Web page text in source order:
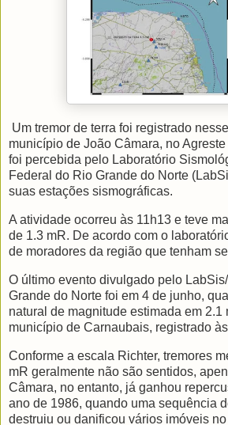
Um tremor de terra foi registrado
município de João Câmara, no
foi percebida pelo Laboratório
Federal do Rio Grande do Norte
suas estações sismográficas.
A atividade ocorreu às 11h13 e teve
de 1.3 mR. De acordo com o
de moradores da região que tenham
O último evento divulgado pelo
Grande do Norte foi em 4 de junho,
natural de magnitude estimada em 2.1
município de Carnaubais, registrado
Conforme a escala Richter, tremores
mR geralmente não são sentidos,
Câmara, no entanto, já ganhou
ano de 1986, quando uma sequência
destruiu ou danificou vários imóveis